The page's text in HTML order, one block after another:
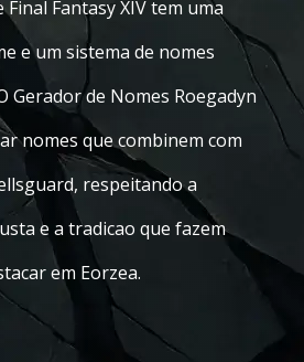
Final Fantasy XIV tem uma
e um sistema de nomes
Gerador de Nomes Roegadyn
nomes que combinem com
respeitando a
e a tradicao que fazem
em Eorzea.